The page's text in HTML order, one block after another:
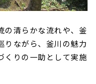
らかな流れや、釜
りながら、釜川の魅力
くりの一助として実施